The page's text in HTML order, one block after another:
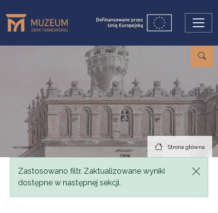
Strona główna
Komunikat
Zastosowano filtr. Zaktualizowane wyniki
dostępne w następnej sekcji.